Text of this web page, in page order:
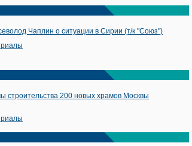
Чаплин о ситуации в Сирии (т/к "Союз")
строительства 200 новых храмов Москвы